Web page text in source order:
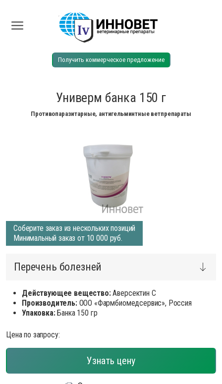
Получить коммерческое предложение
Универм банка 150 г
Противопаразитарные, антигельминтные ветпрепараты
Соберите заказ из нескольких позиций
Минимальный заказ от 10 000 руб.
Перечень болезней
Действующее вещество:Аверсектин С
Производитель:ООО «Фармбиомедсервис», Россия
Упаковка:Банка 150 гр
Цена по запросу:
Узнать цену